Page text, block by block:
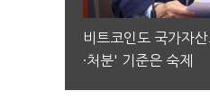
비트코인도 국가자
·처분' 기준은 숙제